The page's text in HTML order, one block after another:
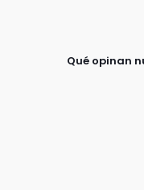
Qué opinan